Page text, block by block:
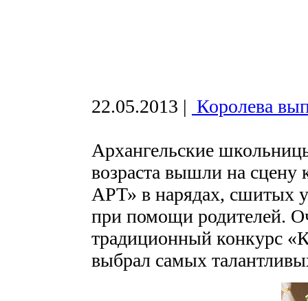
22.05.2013 | Королева
Архангельские
возраста вышли на сцену
АРТ» в нарядах, сшитых у
при помощи родителей.
традиционный конкурс
выбрал самых